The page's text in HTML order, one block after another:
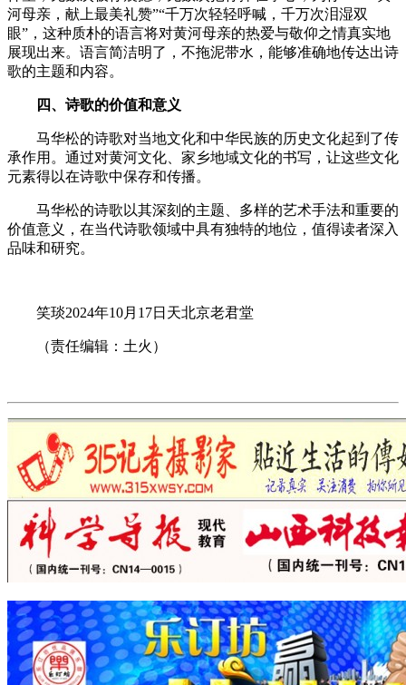
河母亲，献上最美礼赞”“千万次轻轻呼喊，千万次泪湿双
眼”，这种质朴的语言将对黄河母亲的热爱与敬仰之情真实地
展现出来。语言简洁明了，不拖泥带水，能够准确地传达出诗
歌的主题和内容。
四、诗歌的价值和意义
马华松的诗歌对当地文化和中华民族的历史文化起到了传
承作用。通过对黄河文化、家乡地域文化的书写，让这些文化
元素得以在诗歌中保存和传播。
马华松的诗歌以其深刻的主题、多样的艺术手法和重要的
价值意义，在当代诗歌领域中具有独特的地位，值得读者深入
品味和研究。
笑琰2024年10月17日天北京老君堂
（责任编辑：土火）